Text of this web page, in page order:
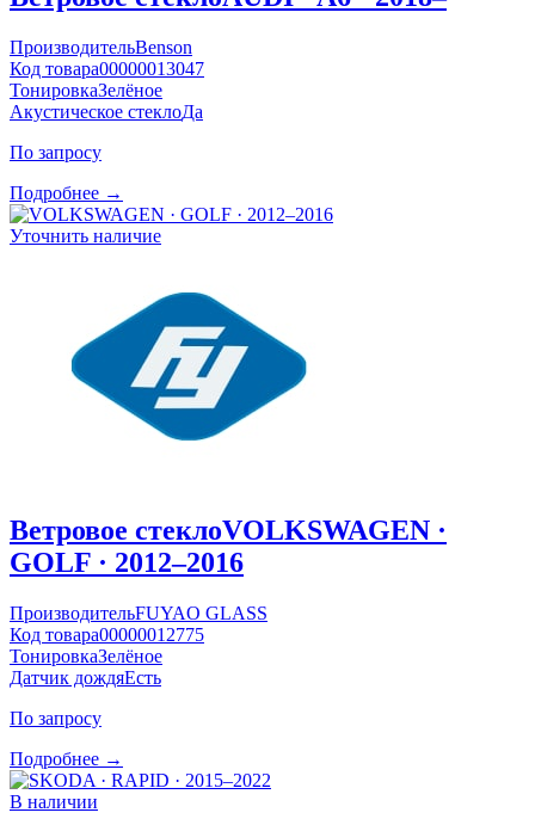
ПроизводительBenson
Код товара00000013047
ТонировкаЗелёное
Акустическое стеклоДа
По запросу
Подробнее →
Уточнить наличие
Ветровое стеклоVOLKSWAGEN ·
GOLF · 2012–2016
ПроизводительFUYAO GLASS
Код товара00000012775
ТонировкаЗелёное
Датчик дождяЕсть
По запросу
Подробнее →
В наличии